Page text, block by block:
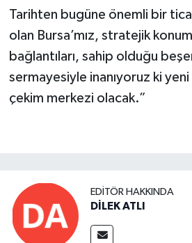
Tarihten bugüne önemli bir
olan Bursa’mız, stratejik
bağlantıları, sahip olduğu
sermayesiyle inanıyoruz ki yeni
çekim merkezi olacak.”
EDITÖR HAKKINDA
DİLEK ATLI